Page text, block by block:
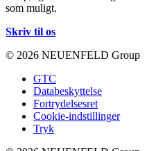
som muligt.
Skriv til os
© 2026 NEUENFELD Group
GTC
Databeskyttelse
Fortrydelsesret
Cookie-indstillinger
Tryk